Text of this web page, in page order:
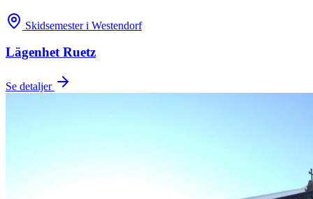
Skidsemester i Westendorf
Lägenhet Ruetz
Se detaljer